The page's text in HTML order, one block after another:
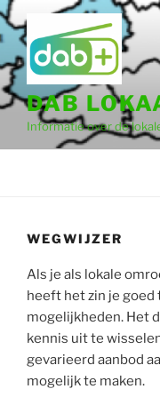
Ga
naar
inhoud
DAB
Informatie over de
WEGWIJZER
Als je als lokale
heeft het zin je
mogelijkheden. Het
kennis uit te
gevarieerd aanbod
mogelijk te maken.